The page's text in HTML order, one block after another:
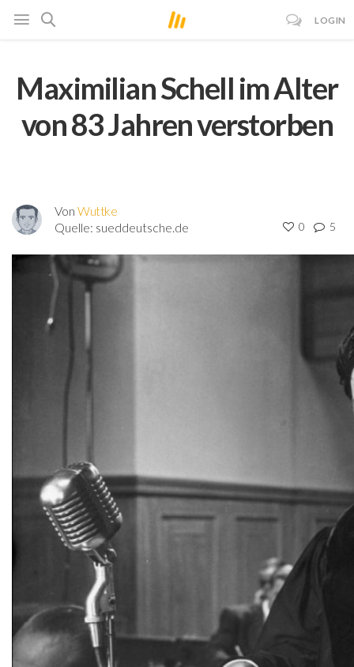
LOGIN
Maximilian Schell im Alter
von 83 Jahren verstorben
Von Wuttke
Quelle: sueddeutsche.de 0 5